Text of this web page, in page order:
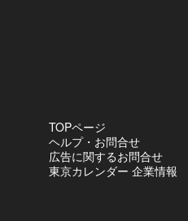
TOPページ
ヘルプ・お問合せ
広告に関するお問合せ
東京カレンダー 企業情報